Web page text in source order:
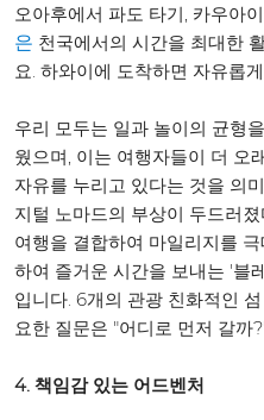
오아후에서 파도 타기, 카우아
은 천국에서의 시간을 최대한
요. 하와이에 도착하면 자유롭
우리 모두는 일과 놀이의 균형
웠으며, 이는 여행자들이 더 오
자유를 누리고 있다는 것을 의
지털 노마드의 부상이 두드러
여행을 결합하여 마일리지를
하여 즐거운 시간을 보내는 '블
입니다. 6개의 관광 친화적인
요한 질문은 "어디로 먼저 갈까
4. 책임감 있는 어드벤처